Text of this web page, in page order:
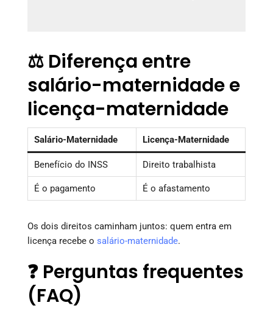
⚖️ Diferença entre
salário-maternidade e
licença-maternidade
Salário-Maternidade Licença-Maternidade
Benefício do INSS Direito trabalhista
É o pagamento É o afastamento
Os dois direitos caminham juntos: quem entra em
licença recebe o salário-maternidade.
❓ Perguntas frequentes
(FAQ)